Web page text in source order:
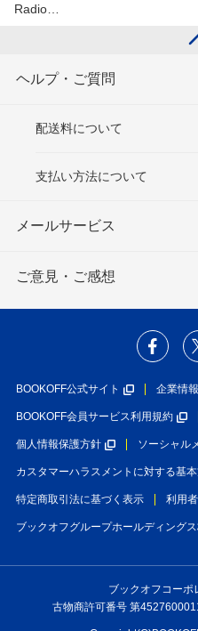
Radio…
ヘルプ・ご質問
配送料について
支払い方法について
メールサービス
ご意見・ご感想
BOOKOFF公式サイト 企業情報
BOOKOFF会員サービス利用規約
個人情報保護方針 ソーシャル
カスタマーハラスメントに対する基
特定商取引法に基づく表示 利用
ブックオフグループホールディング
ブックオフコーポ
古物商許可番号 第